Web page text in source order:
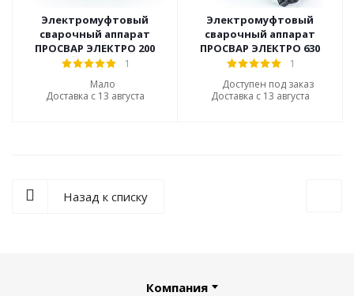
Электромуфтовый
сварочный аппарат
ПРОСВАР ЭЛЕКТРО 200
1
Мало
Доставка с 13 августа
Электромуфтовый
сварочный аппарат
ПРОСВАР ЭЛЕКТРО 630
1
Доступен под заказ
Доставка с 13 августа
Назад к списку
Компания